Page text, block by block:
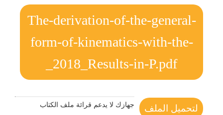
The-derivation-of-the-general-
form-of-kinematics-with-the-
_2018_Results-in-P.pdf
لتحميل الملف جهازك لا يدعم قرائة ملف الكتاب